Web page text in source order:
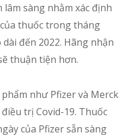
sàng nhằm xác định
thuốc trong tháng
đến 2022. Hãng nhận
thuận tiện hơn.
như Pfizer và Merck
trị Covid-19. Thuốc
của Pfizer sẵn sàng